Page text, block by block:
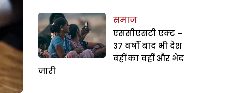
समाज
एससीएसटी एक्ट –
37 वर्षों बाद भी देश
वहीं का वहीं और भेद
जारी